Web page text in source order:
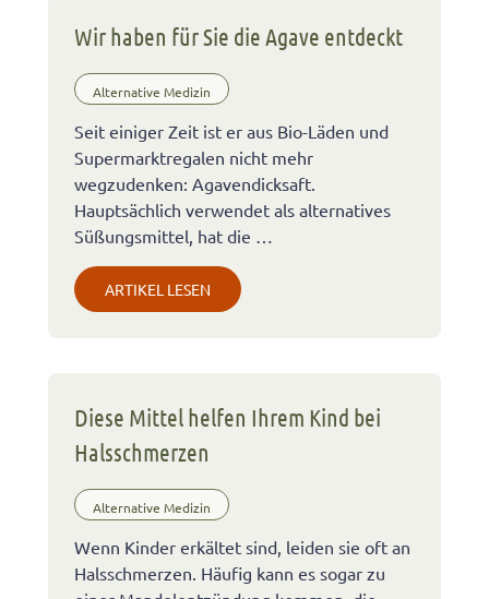
Wir haben für Sie die Agave entdeckt
Alternative Medizin
Seit einiger Zeit ist er aus Bio-Läden und
Supermarktregalen nicht mehr
wegzudenken: Agavendicksaft.
Hauptsächlich verwendet als alternatives
Süßungsmittel, hat die …
ARTIKEL LESEN
Diese Mittel helfen Ihrem Kind bei
Halsschmerzen
Alternative Medizin
Wenn Kinder erkältet sind, leiden sie oft an
Halsschmerzen. Häufig kann es sogar zu